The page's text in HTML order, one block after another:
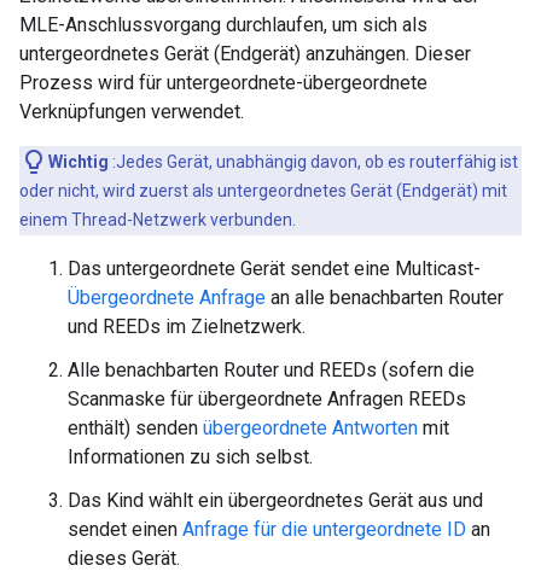
MLE-Anschlussvorgang durchlaufen, um sich als
untergeordnetes Gerät (Endgerät) anzuhängen. Dieser
Prozess wird für untergeordnete-übergeordnete
Verknüpfungen verwendet.
Wichtig :Jedes Gerät, unabhängig davon, ob es routerfähig ist
oder nicht, wird zuerst als untergeordnetes Gerät (Endgerät) mit
einem Thread-Netzwerk verbunden.
Das untergeordnete Gerät sendet eine Multicast-
Übergeordnete Anfrage an alle benachbarten Router
und REEDs im Zielnetzwerk.
Alle benachbarten Router und REEDs (sofern die
Scanmaske für übergeordnete Anfragen REEDs
enthält) senden übergeordnete Antworten mit
Informationen zu sich selbst.
Das Kind wählt ein übergeordnetes Gerät aus und
sendet einen Anfrage für die untergeordnete ID an
dieses Gerät.